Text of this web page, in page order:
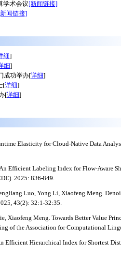
学术会议 [新闻链接]
闻链接]
细]
细]
成功举办[详细]
[详细]
[详细]
Elasticity for Cloud-Native Data
Efficient Labeling Index for Flow-Aware
2025: 836-849.
Luo, Yong Li, Xiaofeng Meng.
43(2): 32:1-32:35.
Meng. Towards Better Value
of the Association for Computational
Hierarchical Index for Shortest